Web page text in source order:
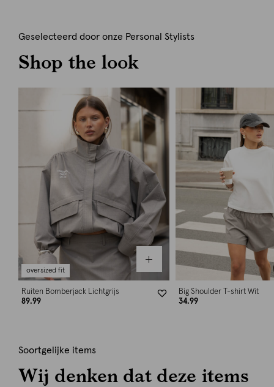
Geselecteerd door onze Personal Stylists
Shop the look
oversized fit
Ruiten Bomberjack Lichtgrijs
89.99
Big Shoulder T-shirt Wit
34.99
Soortgelijke items
Wij denken dat deze items